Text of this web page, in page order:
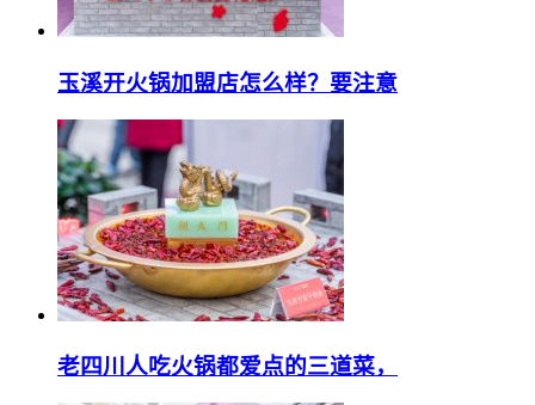
玉溪开火锅加盟店怎么样？要注意
老四川人吃火锅都爱点的三道菜，